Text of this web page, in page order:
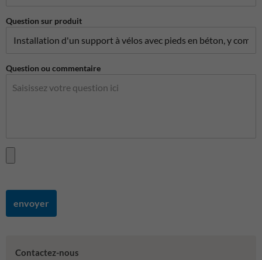
Question sur produit
Question ou commentaire
envoyer
Contactez-nous